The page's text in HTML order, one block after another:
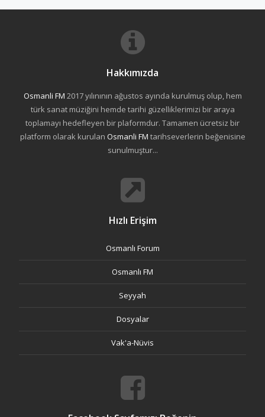
Hakkımızda
Osmanli FM 2017 yılınının ağustos ayında kurulmuş olup, hem
türk sanat müziğini hemde tarihi güzelliklerimizi bir araya
toplamayı hedefleyen bir plaformdur. Tamamen ücretsiz bir
platform olarak kurulan Osmanli FM tarihseverlerin beğenisine
sunulmuştur...
Hızlı Erişim
Osmanlı Forum
Osmanlı FM
Seyyah
Dosyalar
Vak'a-Nüvis